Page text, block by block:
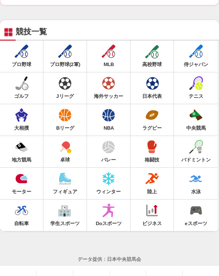
競技一覧
プロ野球 プロ野球(2軍) MLB 高校野球 侍ジャパン
ゴルフ Jリーグ 海外サッカー 日本代表 テニス
大相撲 Bリーグ NBA ラグビー 中央競馬
地方競馬 卓球 バレー 格闘技 バドミントン
モーター フィギュア ウィンター 陸上 水泳
自転車 学生スポーツ Doスポーツ ビジネス eスポーツ
データ提供：日本中央競馬会